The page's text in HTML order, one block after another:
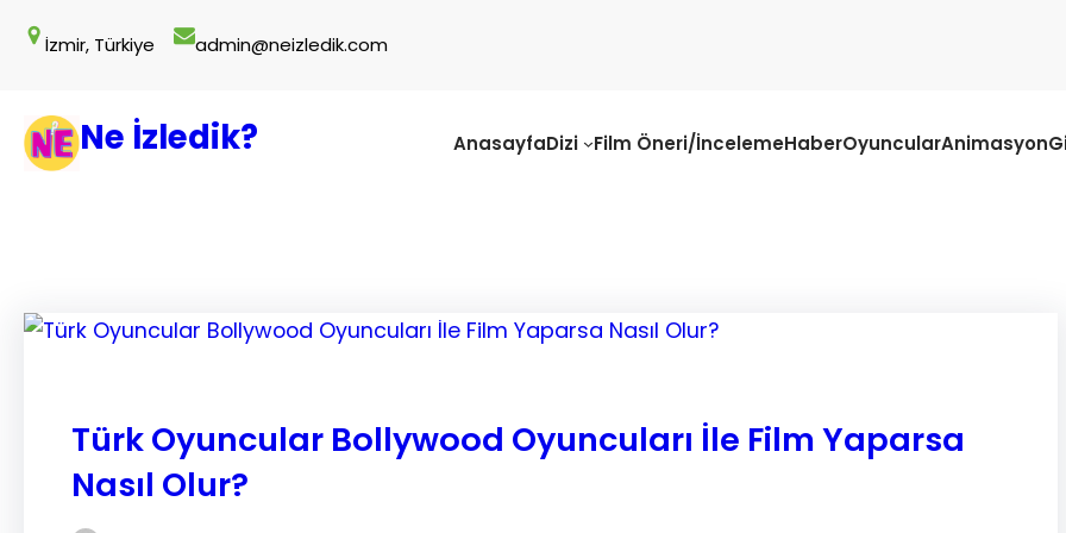
geç İzmir, Türkiye admin@neizledik.com
Ne İzledik? AnasayfaDizi Film Öneri/İncelemeHaberOyuncularAnimasyon
Türk Oyuncular Bollywood Oyuncuları İle Film Yaparsa
Nasıl Olur?